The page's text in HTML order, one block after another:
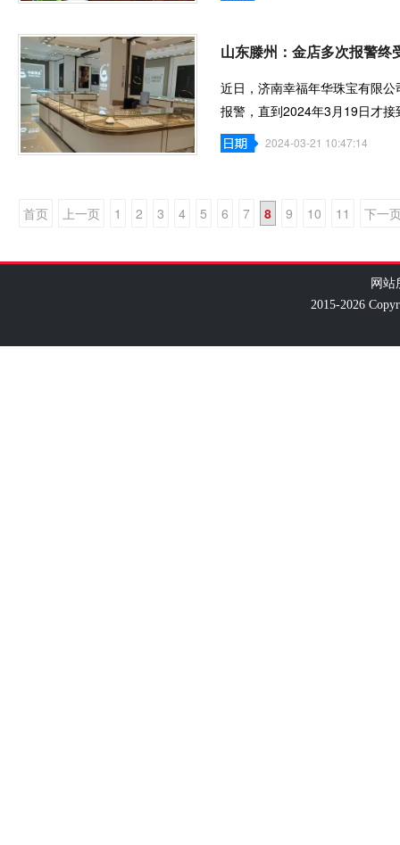
山东滕州：金店多次报警终
近日，济南幸福年华珠宝有限
报警，直到2024年3月19日才
快立案侦查，严惩2024-03-21 10:47:14
首页 上一页 1 2 3 4 5 6 7 8 9 10 11 下一
网站
2015-2026